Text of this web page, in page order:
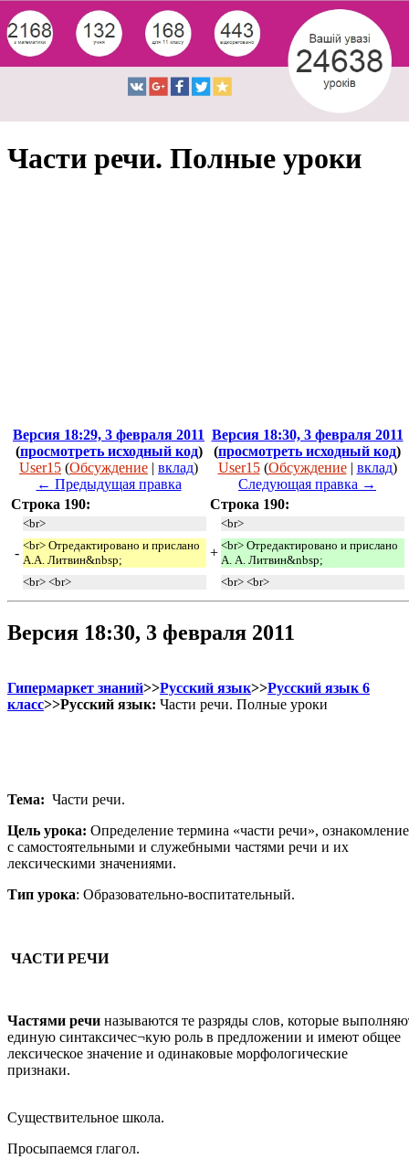
Части речи. Полные уроки
Версия 18:29, 3 февраля 2011
(просмотреть исходный код)
User15 (Обсуждение | вклад)
← Предыдущая правка
Версия 18:30, 3 февраля 2011
(просмотреть исходный код)
User15 (Обсуждение| вклад)
Следующая правка →
Строка 190:
Строка 190:
<br> <br>
- <br> Отредактировано и прислано
А.А. Литвин&nbsp;
+ <br> Отредактировано и прислано
А. А. Литвин&nbsp;
<br> <br>
<br> <br>
Версия 18:30, 3 февраля 2011
Гипермаркет знаний>>Русский язык>>Русский язык 6
класс>>Русский язык: Части речи. Полные уроки
Тема: Части речи.
Цель урока: Определение термина «части речи», ознакомление
с самостоятельными и служебными частями речи и их
лексическими значениями.
Тип урока: Образовательно-воспитательный.
ЧАСТИ РЕЧИ
Частями речи называются те разряды слов, которые
единую синтаксичес¬кую роль в предложении и имеют общее
лексическое значение и одинаковые морфологические
признаки.
Существительное школа.
Просыпаемся глагол.